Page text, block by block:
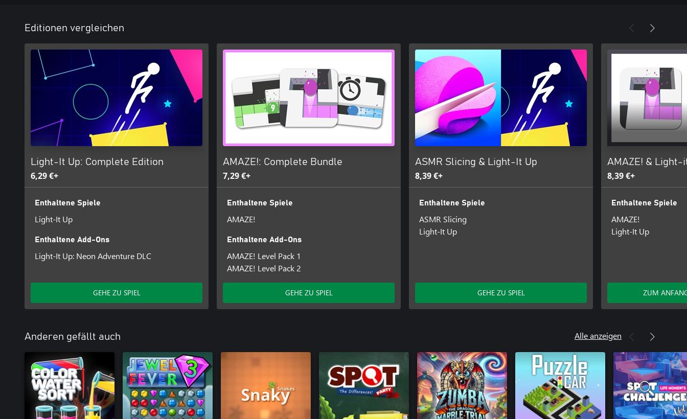
Editionen vergleichen
Light-It Up: Complete Edition
6,29 €+
Enthaltene Spiele
Light-It Up
Enthaltene Add-Ons
Light-It Up: Neon Adventure DLC
GEHE ZU SPIEL
AMAZE!: Complete Bundle
7,29 €+
Enthaltene Spiele
AMAZE!
Enthaltene Add-Ons
AMAZE! Level Pack 1
AMAZE! Level Pack 2
GEHE ZU SPIEL
ASMR Slicing & Light-It Up
8,39 €+
Enthaltene Spiele
ASMR Slicing
Light-It Up
GEHE ZU SPIEL
AMAZE! & Light-
8,39 €+
Enthaltene Spiele
AMAZE!
Light-It Up
ZUM
Anderen gefällt auch Alle anzeigen